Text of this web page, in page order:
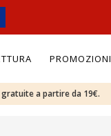
PROMOZIONI
a partire da 19€.